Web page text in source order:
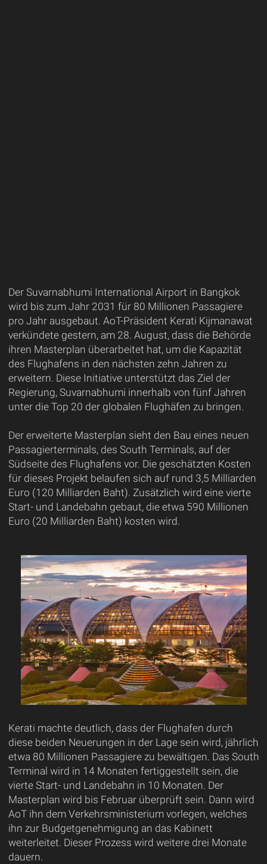
Der Suvarnabhumi International Airport in Bangkok
wird bis zum Jahr 2031 für 80 Millionen Passagiere
pro Jahr ausgebaut. AoT-Präsident Kerati Kijmanawat
verkündete gestern, am 28. August, dass die Behörde
ihren Masterplan überarbeitet hat, um die Kapazität
des Flughafens in den nächsten zehn Jahren zu
erweitern. Diese Initiative unterstützt das Ziel der
Regierung, Suvarnabhumi innerhalb von fünf Jahren
unter die Top 20 der globalen Flughäfen zu bringen.
Der erweiterte Masterplan sieht den Bau eines neuen
Passagierterminals, des South Terminals, auf der
Südseite des Flughafens vor. Die geschätzten Kosten
für dieses Projekt belaufen sich auf rund 3,5 Milliarden
Euro (120 Milliarden Baht). Zusätzlich wird eine vierte
Start- und Landebahn gebaut, die etwa 590 Millionen
Euro (20 Milliarden Baht) kosten wird.
Kerati machte deutlich, dass der Flughafen durch
diese beiden Neuerungen in der Lage sein wird, jährlich
etwa 80 Millionen Passagiere zu bewältigen. Das South
Terminal wird in 14 Monaten fertiggestellt sein, die
vierte Start- und Landebahn in 10 Monaten. Der
Masterplan wird bis Februar überprüft sein. Dann wird
AoT ihn dem Verkehrsministerium vorlegen, welches
ihn zur Budgetgenehmigung an das Kabinett
weiterleitet. Dieser Prozess wird weitere drei Monate
dauern.